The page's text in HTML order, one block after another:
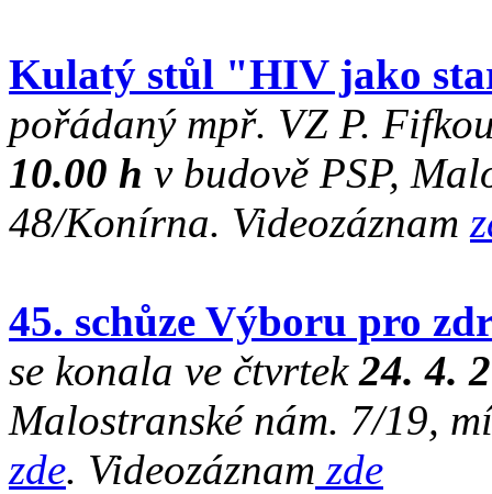
Kulatý stůl "HIV jako
pořádaný mpř. VZ P.
10.00 h v budově PSP,
48/Konírna. Videozáznam
45. schůze Výboru pro
se konala ve čtvrtek24. 4.
Malostranské nám. 7/19,
zde. Videozáznam zde